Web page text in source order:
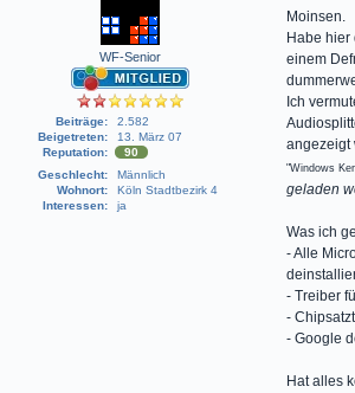
WF-Senior
Beiträge:
2.582
Beigetreten:
13. März 07
Reputation:
90
Geschlecht:
Männlich
Wohnort:
Köln Stadtbezirk 4
Interessen:
ja
Moinsen.
Habe hier
einem
Ich
angezeigt
"Windows
geladen
Was ich
- Alle
- Treiber
-
- Google
Hat alles